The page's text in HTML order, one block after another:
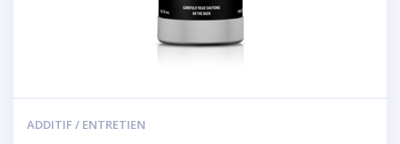
ADDITIF / ENTRETIEN